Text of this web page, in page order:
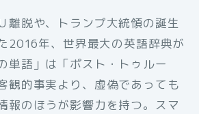
離脱や、トランプ大統領の誕生
2016年、世界最大の英語辞典が
単語」は「ポスト・トゥルー
観的事実より、虚偽であっても
報のほうが影響力を持つ。スマ